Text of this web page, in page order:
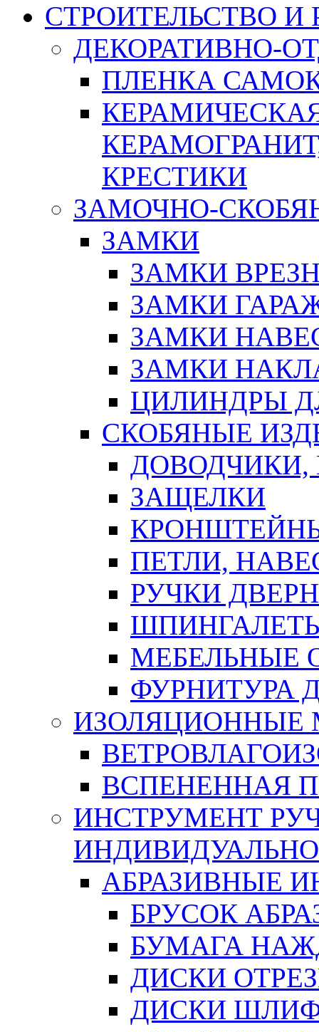
СТРОИТЕЛЬСТВО И
ДЕКОРАТИВНО-
ПЛЕНКА
КРЕСТИКИ
ЗАМОЧНО-
ЗАМКИ
ЗАМКИ
ЗАМКИ
ЗАМКИ
ЗАМКИ
ЦИЛИНДРЫ
СКОБЯНЫЕ
ЗАЩЕЛКИ
ПЕТЛИ,
РУЧКИ
МЕБЕЛЬНЫЕ
ФУРНИТУРА
ИЗОЛЯЦИОННЫЕ
ВСПЕНЕННАЯ
ИНСТРУМЕНТ
АБРАЗИВНЫЕ
БРУСОК
БУМАГА
ДИСКИ
ДИСКИ